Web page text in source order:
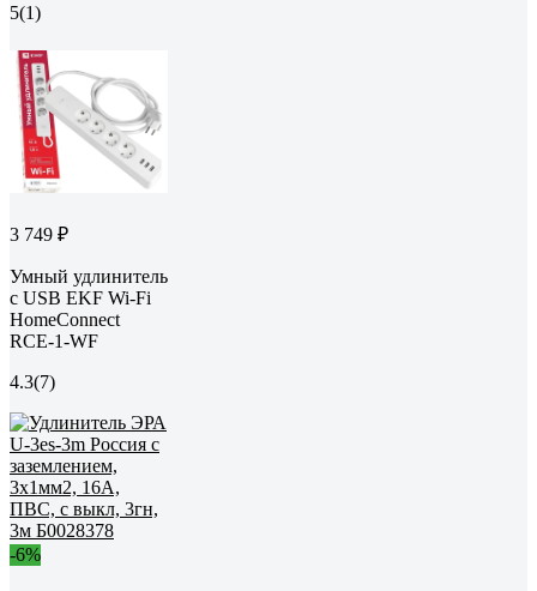
5(1)
3 749 ₽
Умный удлинитель
c USB EKF Wi-Fi
HomeConnect
RCE-1-WF
4.3(7)
-6%